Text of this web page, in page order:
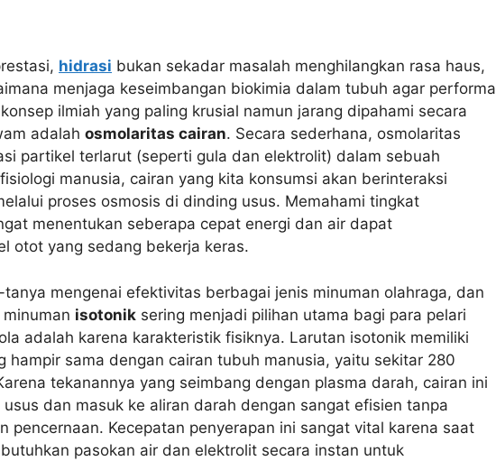
hidrasi bukan sekadar masalah menghilangkan rasa haus,
menjaga keseimbangan biokimia dalam tubuh agar performa
ilmiah yang paling krusial namun jarang dipahami secara
adalah osmolaritas cairan. Secara sederhana, osmolaritas
partikel terlarut (seperti gula dan elektrolit) dalam sebuah
manusia, cairan yang kita konsumsi akan berinteraksi
proses osmosis di dinding usus. Memahami tingkat
menentukan seberapa cepat energi dan air dapat
otot yang sedang bekerja keras.
mengenai efektivitas berbagai jenis minuman olahraga, dan
isotonik sering menjadi pilihan utama bagi para pelari
adalah karena karakteristik fisiknya. Larutan isotonik memiliki
hampir sama dengan cairan tubuh manusia, yaitu sekitar 280
tekanannya yang seimbang dengan plasma darah, cairan ini
dan masuk ke aliran darah dengan sangat efisien tanpa
pencernaan. Kecepatan penyerapan ini sangat vital karena saat
pasokan air dan elektrolit secara instan untuk